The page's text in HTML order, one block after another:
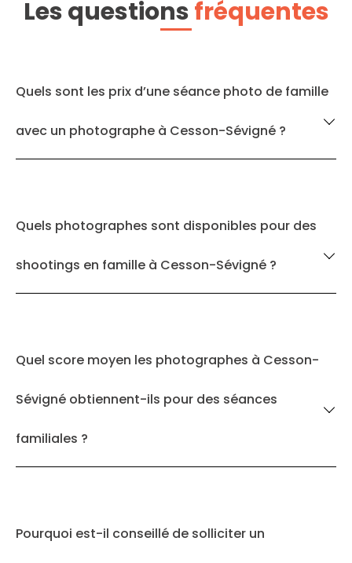
Les questionsfréquentes
Quels sont les prix d’une séance photo de famille
avec un photographe à Cesson-Sévigné ?
Quels photographes sont disponibles pour des
shootings en famille à Cesson-Sévigné ?
Quel score moyen les photographes à Cesson-
Sévigné obtiennent-ils pour des séances
familiales ?
Pourquoi est-il conseillé de solliciter un